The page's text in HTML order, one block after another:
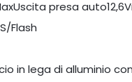
presa
Flash
in lega di alluminio